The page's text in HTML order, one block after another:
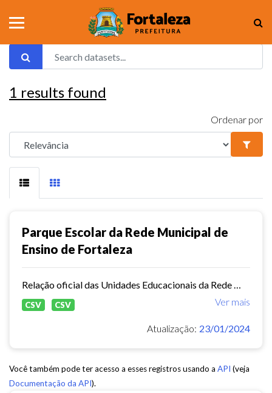
1 results found
Ordenar por
Parque Escolar da Rede Municipal de
Ensino de Fortaleza
Ver mais
CSV CSV
Atualização: 23/01/2024
Você também pode ter acesso a esses registros usando a API (veja
Documentação da API).